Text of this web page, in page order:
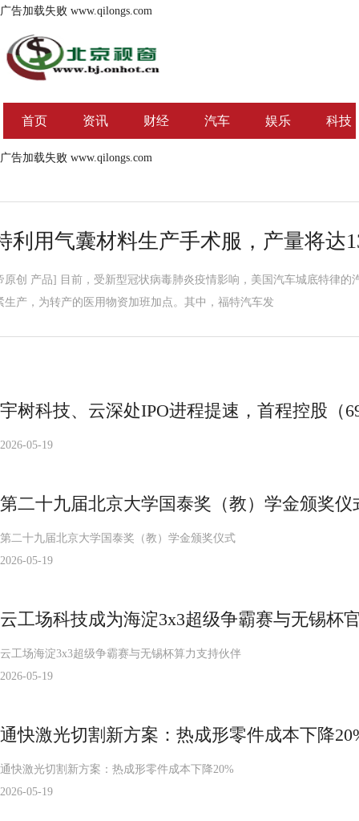
广告加载失败 www.qilongs.com
首页 资讯 财经 汽车 娱乐 科技
广告加载失败 www.qilongs.com
利用气囊材料生产手术服，产量将达
原创 产品] 目前，受新型冠状病毒肺炎疫情影响，美国汽车城底特律
生产，为转产的医用物资加班加点。其中，福特汽车发
宇树科技、云深处IPO进程提速，首程控股（
2026-05-19
第二十九届北京大学国泰奖（教）学金颁奖仪
第二十九届北京大学国泰奖（教）学金颁奖仪式
2026-05-19
云工场科技成为海淀3x3超级争霸赛与无锡杯
云工场海淀3x3超级争霸赛与无锡杯算力支持伙伴
2026-05-19
通快激光切割新方案：热成形零件成本下降
通快激光切割新方案：热成形零件成本下降20%
2026-05-19